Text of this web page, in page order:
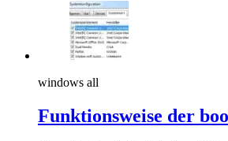
windows all
Funktionsweise der